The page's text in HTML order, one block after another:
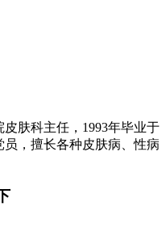
肤科主任，1993年毕业于
，擅长各种皮肤病、性病